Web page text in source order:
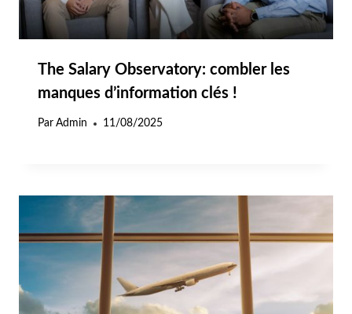
The Salary Observatory: combler les
manques d’information clés !
Par Admin 11/08/2025